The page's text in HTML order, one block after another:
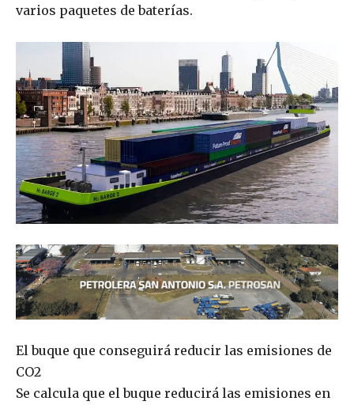
varios paquetes de baterías.
El buque que conseguirá reducir las emisiones de
CO2
Se calcula que el buque reducirá las emisiones en